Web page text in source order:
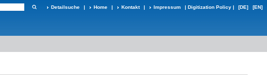
Detailsuche | Home | Kontakt | Impressum | Digitization Policy | [DE] [EN]